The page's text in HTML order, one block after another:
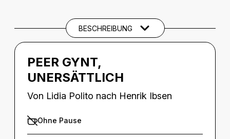
BESCHREIBUNG
PEER GYNT,
UNERSÄTTLICH
Von Lidia Polito nach Henrik Ibsen
Ohne Pause